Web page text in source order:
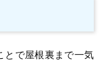
とで屋根裏まで一気